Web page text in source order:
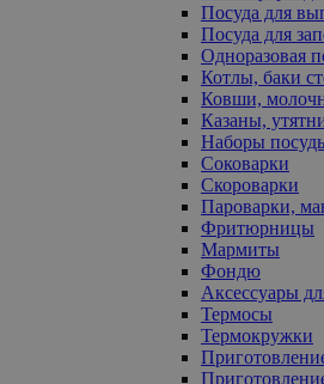
Посуда для
Посуда для
Одноразовая
Котлы, баки
Ковши,
Казаны,
Наборы
Соковарки
Скороварки
Пароварки,
Фритюрницы
Мармиты
Фондю
Аксессуары
Термосы
Термокружки